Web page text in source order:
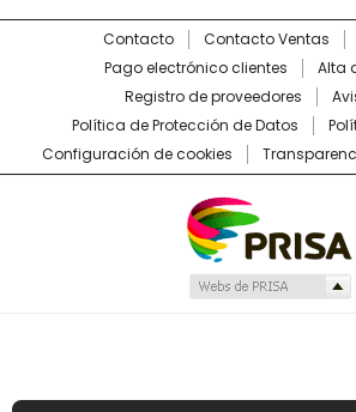
Contacto Contacto Ventas
Pago electrónico clientes
Alta
Registro de proveedores
Política de Protección de Datos
Configuración de cookies